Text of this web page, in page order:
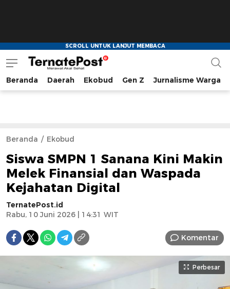
TernatePost.id
merawat akal sehat
Beranda Daerah Ekobud Gen Z Jurnalisme Warga
Beranda Ekobud
Siswa SMPN 1 Sanana Kini Makin
Melek Finansial dan Waspada
Kejahatan Digital
TernatePost.id
Rabu, 10 Juni 2026 | 14:31 WIT
Komentar
Perbesar